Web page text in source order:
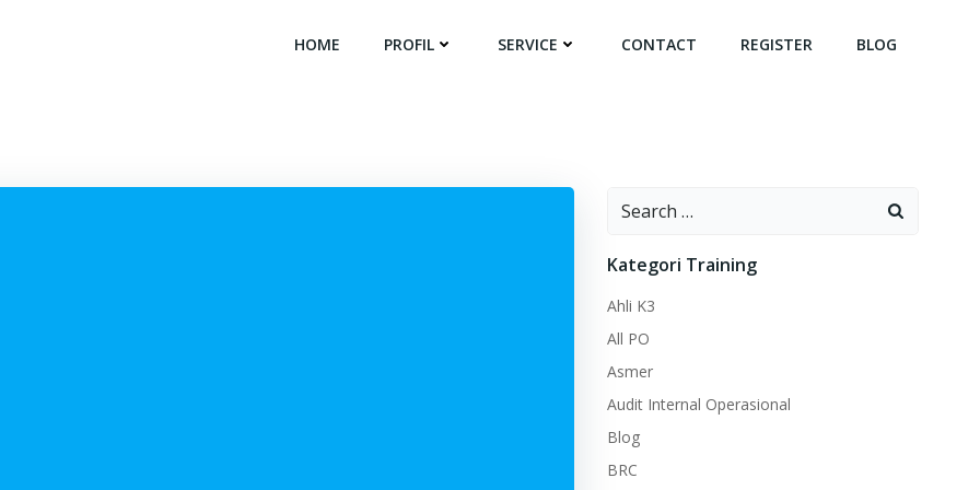
HOME PROFIL SERVICE CONTACT REGISTER BLOG
Search
Kategori Training
Ahli K3
All PO
Asmer
Audit Internal Operasional
Blog
BRC